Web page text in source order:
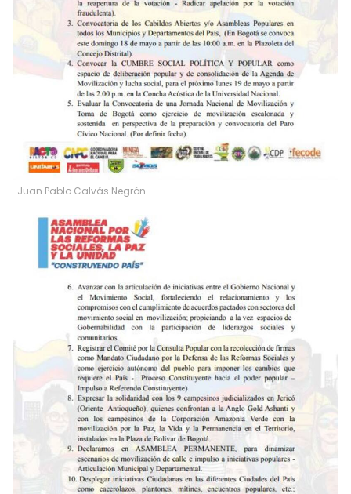
Juan Pablo Calvás Negrón